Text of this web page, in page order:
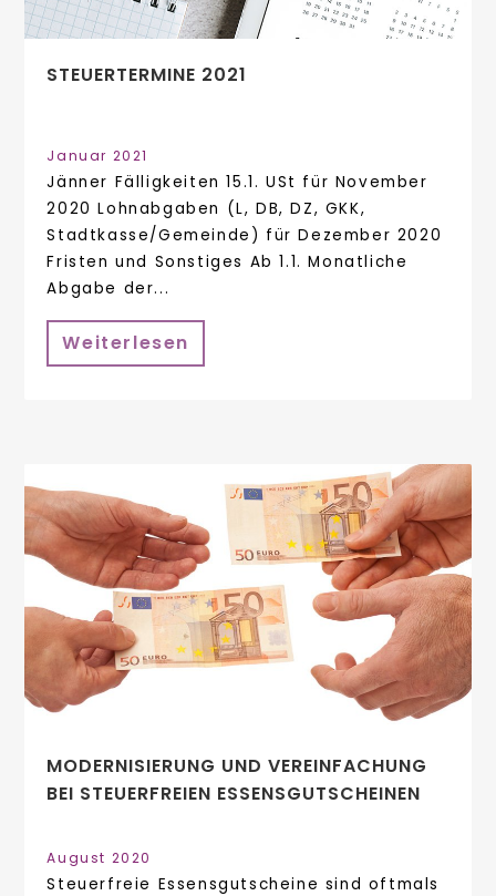
STEUERTERMINE 2021
Januar 2021
Jänner Fälligkeiten 15.1. USt für November
2020 Lohnabgaben (L, DB, DZ, GKK,
Stadtkasse/Gemeinde) für Dezember 2020
Fristen und Sonstiges Ab 1.1. Monatliche
Abgabe der...
Weiterlesen
MODERNISIERUNG UND VEREINFACHUNG
BEI STEUERFREIEN ESSENSGUTSCHEINEN
August 2020
Steuerfreie Essensgutscheine sind oftmals